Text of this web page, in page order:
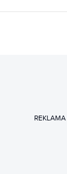
REKLAMA